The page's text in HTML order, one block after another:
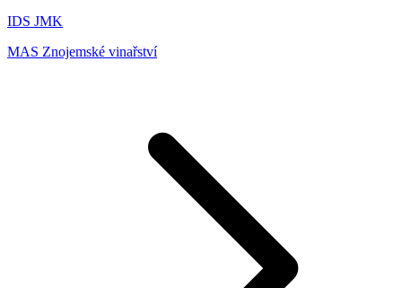
IDS JMK
MAS Znojemské vinařství